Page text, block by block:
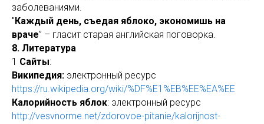
заболеваниями.
"Каждый день, съедая яблоко, экономишь на
враче” – гласит старая английская поговорка.
8. Литература
1 Сайты:
Википедия: электронный ресурс
https://ru.wikipedia.org/wiki/%DF%E1%EB%EE%EA%EE
Калорийность яблок: электронный ресурс
http://vesvnorme.net/zdorovoe-pitanie/kalorijnost-